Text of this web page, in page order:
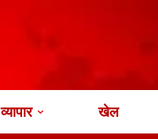
व्यापार खेल